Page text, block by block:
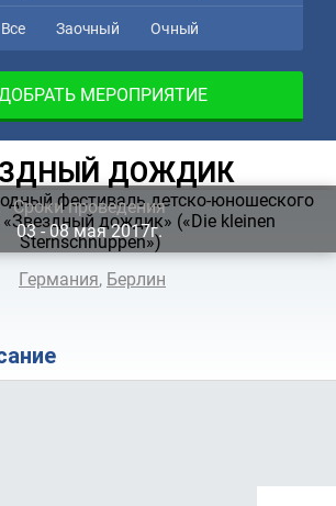
Все Заочный Очный
МЕРОПРИЯТИЕ
ДОЖДИК
Сроки проведения
03 ‐ 08мая 2017г.
Германия, Берлин